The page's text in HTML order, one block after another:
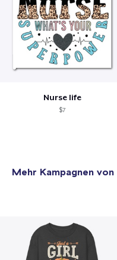
Nurse life
$7
Mehr Kampagnen von